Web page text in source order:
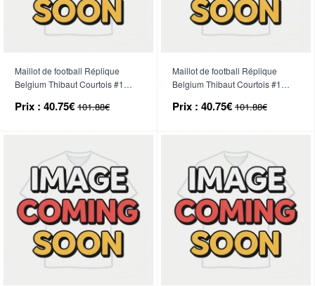
Maillot de football Réplique
Belgium Thibaut Courtois #1
Mondial 2026 Manche Courte (+
Prix : 40.75€ 101.88€
Maillot de football Réplique
Belgium Thibaut Courtois #1
Mondial 2026 Manche Courte (+
Prix : 40.75€ 101.88€